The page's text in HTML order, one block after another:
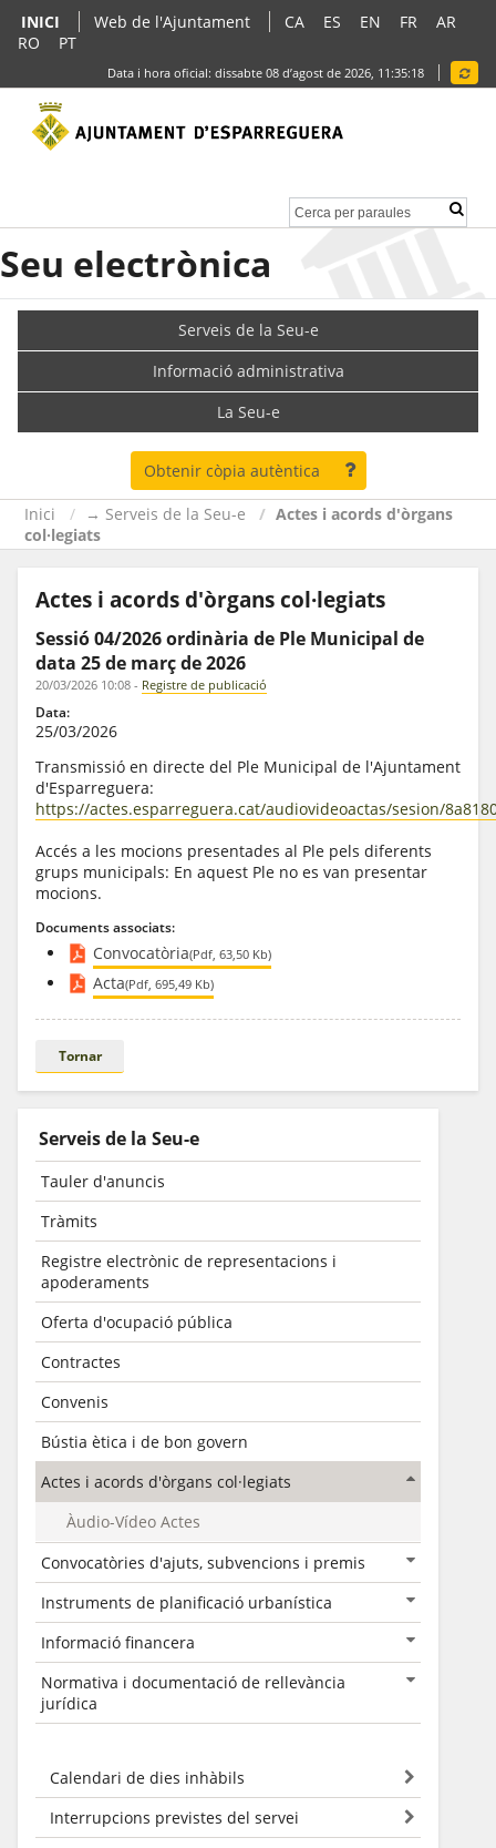
INICI Web de l'Ajuntament CA ES EN FR
AR
RO
PT
Data i hora oficial: dissabte 08 d’agost de 2026, 11:35:18
Seu electrònica
Serveis de la Seu-e
Informació administrativa
La Seu-e
Obtenir còpia autèntica
Inici → Serveis de la Seu-e
Actes i acords d'òrgans
col·legiats
Serveis de la Seu-e
Tauler d'anuncis
Tràmits
Registre electrònic de representacions i
apoderaments
Oferta d'ocupació pública
Contractes
Convenis
Bústia ètica i de bon govern
Actes i acords d'òrgans col·legiats
Àudio-Vídeo Actes
Convocatòries d'ajuts, subvencions i premis
Instruments de planificació urbanística
Informació financera
Normativa i documentació de rellevància
jurídica
Calendari de dies inhàbils
Interrupcions previstes del servei
Actes i acords d'òrgans col·legiats
Sessió 04/2026 ordinària de Ple Municipal de
data 25 de març de 2026
20/03/2026 10:08 - Registre de publicació
Data:
25/03/2026
Transmissió en directe del Ple Municipal de l'Ajuntament
d'Esparreguera:
https://actes.esparreguera.cat/audiovideoactas/sesion/
Accés a les mocions presentades al Ple pels diferents
grups municipals: En aquest Ple no es van presentar
mocions.
Documents associats:
Convocatòria(Pdf, 63,50 Kb)
Acta(Pdf, 695,49 Kb)
Tornar